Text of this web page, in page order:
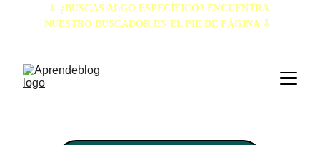
⇩ ¿BUSCAS ALGO ESPECÍFICO? ENCUENTRA
NUESTRO BUSCADOR EN EL PIE DE PÁGINA ⇩